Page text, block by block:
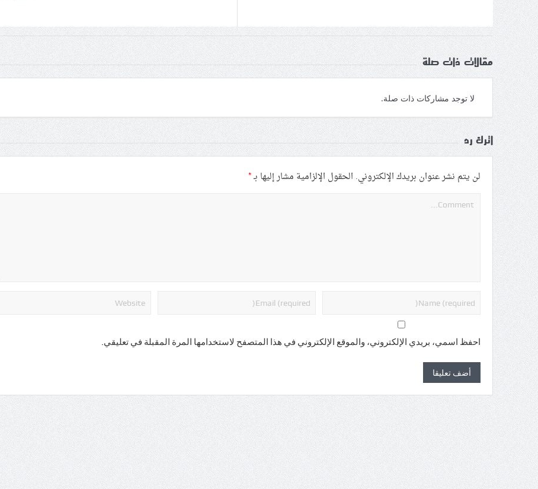
مقالات ذات صلة
لا توجد مشاركات ذات صلة.
اترك رد
لن يتم نشر عنوان بريدك الإلكتروني. الحقول الإلزامية مشار إليها بـ*
احفظ اسمي، بريدي الإلكتروني، والموقع الإلكتروني في هذا المتصفح لاستخدامها المرة المقبلة في تعليقي.